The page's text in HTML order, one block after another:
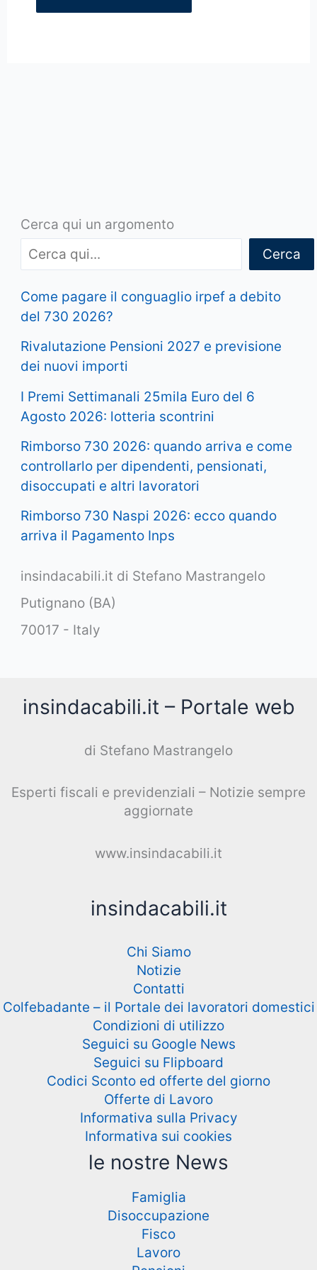
Cerca qui un argomento
Cerca
Come pagare il conguaglio irpef a debito
del 730 2026?
Rivalutazione Pensioni 2027 e previsione
dei nuovi importi
I Premi Settimanali 25mila Euro del 6
Agosto 2026: lotteria scontrini
Rimborso 730 2026: quando arriva e come
controllarlo per dipendenti, pensionati,
disoccupati e altri lavoratori
Rimborso 730 Naspi 2026: ecco quando
arriva il Pagamento Inps
insindacabili.it di Stefano Mastrangelo
Putignano (BA)
70017 - Italy
insindacabili.it – Portale web
di Stefano Mastrangelo
Esperti fiscali e previdenziali – Notizie sempre
aggiornate
www.insindacabili.it
insindacabili.it
Chi Siamo
Notizie
Contatti
Colfebadante – il Portale dei lavoratori domestici
Condizioni di utilizzo
Seguici su Google News
Seguici su Flipboard
Codici Sconto ed offerte del giorno
Offerte di Lavoro
Informativa sulla Privacy
Informativa sui cookies
le nostre News
Famiglia
Disoccupazione
Fisco
Lavoro